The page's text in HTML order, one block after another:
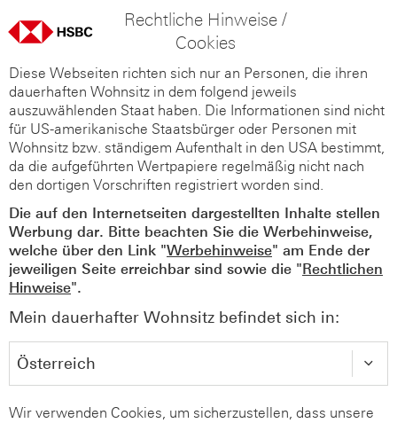
Rechtliche Hinweise /
Cookies
Diese Webseiten richten sich nur an Personen, die ihren
dauerhaften Wohnsitz in dem folgend jeweils
auszuwählenden Staat haben. Die Informationen sind nicht
für US-amerikanische Staatsbürger oder Personen mit
Wohnsitz bzw. ständigem Aufenthalt in den USA bestimmt,
da die aufgeführten Wertpapiere regelmäßig nicht nach
den dortigen Vorschriften registriert worden sind.
Die auf den Internetseiten dargestellten Inhalte stellen
Werbung dar. Bitte beachten Sie die Werbehinweise,
welche über den Link "Werbehinweise" am Ende der
jeweiligen Seite erreichbar sind sowie die "Rechtlichen
Hinweise".
Mein dauerhafter Wohnsitz befindet sich in:
Wir verwenden Cookies, um sicherzustellen, dass unsere